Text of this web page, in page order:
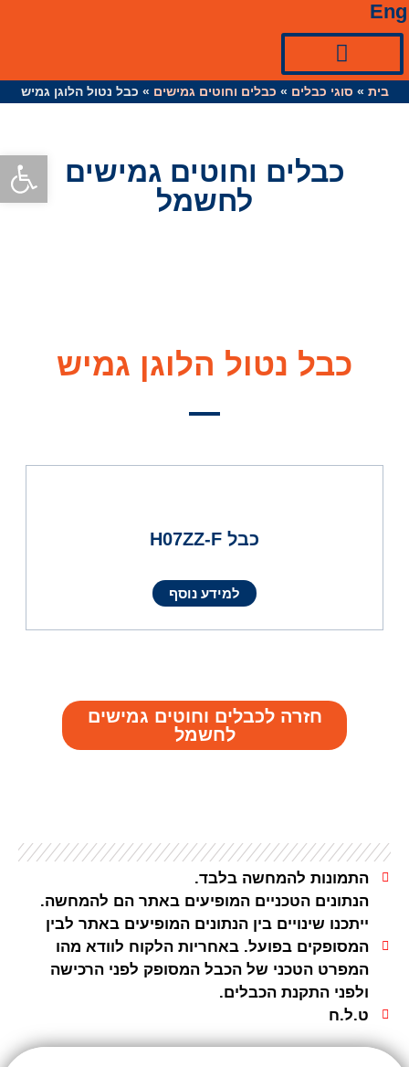
Eng
בית » סוגי כבלים » כבלים וחוטים גמישים » כבל נטול הלוגן גמיש
כבלים וחוטים גמישים
לחשמל
כבל נטול הלוגן גמיש
כבל H07ZZ-F
למידע נוסף
חזרה לכבלים וחוטים גמישים
לחשמל
התמונות להמחשה בלבד.
הנתונים הטכניים המופיעים באתר הם להמחשה.
ייתכנו שינויים בין הנתונים המופיעים באתר לבין
המסופקים בפועל. באחריות הלקוח לוודא מהו
המפרט הטכני של הכבל המסופק לפני הרכישה
ולפני התקנת הכבלים.
ט.ל.ח
פתח